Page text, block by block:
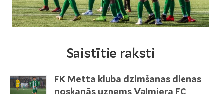
Saistītie raksti
FK Metta kluba dzimšanas dienas
noskaņās uzņems Valmiera FC